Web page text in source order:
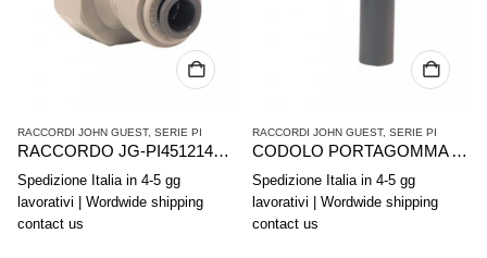
RACCORDI JOHN GUEST, SERIE PI
RACCORDO JG-PI451214FS 3/8″X 1/2 BS
Spedizione Italia in 4-5 gg
lavorativi | Wordwide shipping
contact us
RACCORDI JOHN GUEST, SERIE PI
CODOLO PORTAGOMMA A GOMITO JG 1/4- 1/4 PI290808S
Spedizione Italia in 4-5 gg
lavorativi | Wordwide shipping
contact us